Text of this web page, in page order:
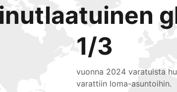
1/3
vuonna 2024 varatuista
varattiin loma-asuntoihin.